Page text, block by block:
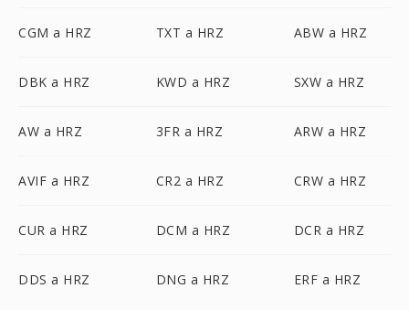
CGM a HRZ TXT a HRZ ABW a HRZ
DBK a HRZ KWD a HRZ SXW a HRZ
AW a HRZ 3FR a HRZ ARW a HRZ
AVIF a HRZ CR2 a HRZ CRW a HRZ
CUR a HRZ DCM a HRZ DCR a HRZ
DDS a HRZ DNG a HRZ ERF a HRZ